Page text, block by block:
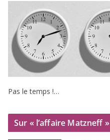
Pas le temps !…
Sur « l’affaire Matzneff »